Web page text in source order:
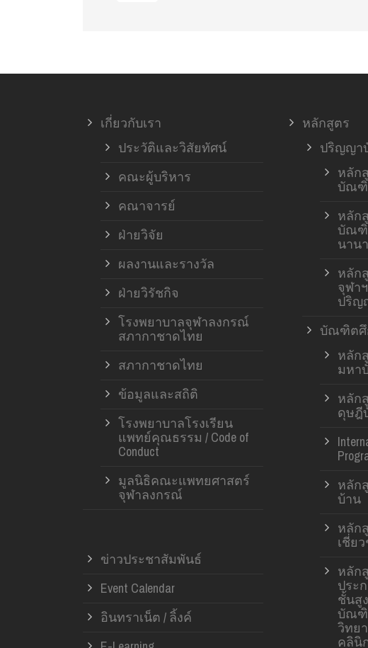
เกี่ยวกับเรา
ประวัติและวิสัยทัศน์
คณะผู้บริหาร
คณาจารย์
ฝ่ายวิจัย
ผลงานและรางวัล
ฝ่ายวิรัชกิจ
โรงพยาบาลจุฬาลงกรณ์
สภากาชาดไทย
สภากาชาดไทย
ข้อมูลและสถิติ
โรงพยาบาลโรงเรียน
แพทย์คุณธรรม / Code of
Conduct
มูลนิธิคณะแพทยศาสตร์
จุฬาลงกรณ์
ข่าวประชาสัมพันธ์
Event Calendar
อินทราเน็ต / ลิ้งค์
หลักสูตร
ปริญญ
หลัก
บัณ
หลัก
บัณฑิ
นาน
หลัก
จุฬา
ปริญ
บัณฑิตศึ
หลัก
มห
หลัก
ดุษ
หลัก
บ้าน
หลัก
เชี่ย
หลัก
ประ
ชั้นสู
บัณฑิ
วิทย
คลินิ